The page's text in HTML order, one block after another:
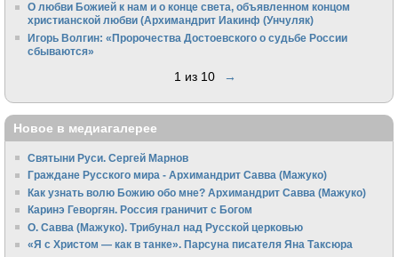
О любви Божией к нам и о конце света, объявленном концом
христианской любви (Архимандрит Иакинф (Унчуляк)
Игорь Волгин: «Пророчества Достоевского о судьбе России
сбываются»
1 из 10 →
Новое в медиагалерее
Святыни Руси. Сергей Марнов
Граждане Русского мира - Архимандрит Савва (Мажуко)
Как узнать волю Божию обо мне? Архимандрит Савва (Мажуко)
Каринэ Геворгян. Россия граничит с Богом
О. Савва (Мажуко). Трибунал над Русской церковью
«Я с Христом — как в танке». Парсуна писателя Яна Таксюра